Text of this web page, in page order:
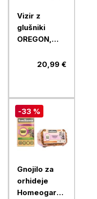
Vizir z
glušniki
OREGON,
20,99 €
-33 %
Gnojilo za
orhideje
Homeogarden